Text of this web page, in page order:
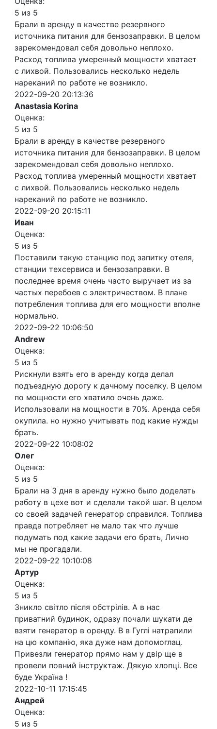
5 из 5
Брали в аренду в качестве резервного
источника питания для бензозаправки. В целом
зарекомендовал себя довольно неплохо.
Расход топлива умеренный мощности хватает
с лихвой. Пользовались несколько недель
нареканий по работе не возникло.
2022-09-20 20:13:36
Anastasia Korina
Оценка:
5 из 5
Брали в аренду в качестве резервного
источника питания для бензозаправки. В целом
зарекомендовал себя довольно неплохо.
Расход топлива умеренный мощности хватает
с лихвой. Пользовались несколько недель
нареканий по работе не возникло.
2022-09-20 20:15:11
Иван
Оценка:
5 из 5
Поставили такую станцию под запитку отеля,
станции техсервиса и бензозаправки. В
последнее время очень часто выручает из за
частых перебоев с электричеством. В плане
потребления топлива для его мощности вполне
нормально.
2022-09-22 10:06:50
Andrew
Оценка:
5 из 5
Рискнули взять его в аренду когда делал
подъездную дорогу к дачному поселку. В целом
по мощности его хватило очень даже.
Использовали на мощности в 70%. Аренда себя
окупила. но нужно учитывать под какие нужды
брать.
2022-09-22 10:08:02
Олег
Оценка:
5 из 5
Брали на 3 дня в аренду нужно было доделать
работу в цехе вот и сделали такой шаг. В целом
со своей задачей генератор справился. Топлива
правда потребляет не мало так что лучше
подумать под какие задачи его брать, Лично
мы не прогадали.
2022-09-22 10:10:08
Артур
Оценка:
5 из 5
Зникло світло після обстрілів. А в нас
приватний будинок, одразу почали шукати де
взяти генератор в оренду. В в Гуглі натрапили
на цю компанію, яка дуже нам допомоглац.
Привезли генератор прямо нам у двір ще в
провели повний інструктаж. Дякую хлопці. Все
буде Україна !
2022-10-11 17:15:45
Андрей
Оценка:
5 из 5